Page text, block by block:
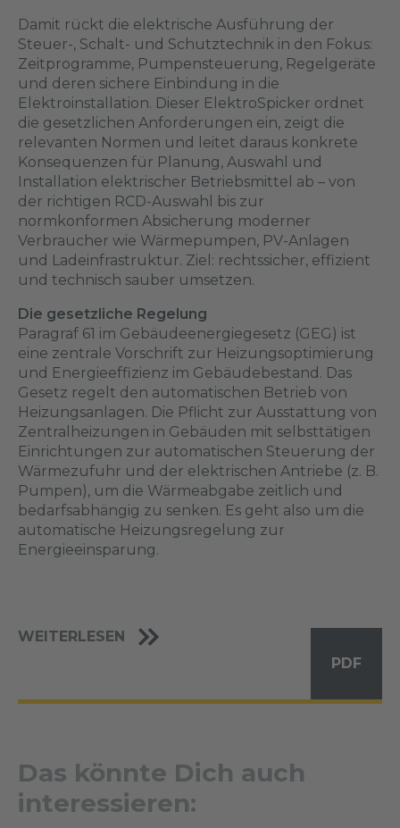
Damit rückt die elektrische Ausführung der
Steuer-, Schalt- und Schutztechnik in den Fokus:
Zeitprogramme, Pumpensteuerung, Regelgeräte
und deren sichere Einbindung in die
Elektroinstallation. Dieser ElektroSpicker ordnet
die gesetzlichen Anforderungen ein, zeigt die
relevanten Normen und leitet daraus konkrete
Konsequenzen für Planung, Auswahl und
Installation elektrischer Betriebsmittel ab – von
der richtigen RCD-Auswahl bis zur
normkonformen Absicherung moderner
Verbraucher wie Wärmepumpen, PV-Anlagen
und Ladeinfrastruktur. Ziel: rechtssicher, effizient
und technisch sauber umsetzen.
Die gesetzliche Regelung
Paragraf 61 im Gebäudeenergiegesetz (GEG) ist
eine zentrale Vorschrift zur Heizungsoptimierung
und Energieeffizienz im Gebäudebestand. Das
Gesetz regelt den automatischen Betrieb von
Heizungsanlagen. Die Pflicht zur Ausstattung von
Zentralheizungen in Gebäuden mit selbsttätigen
Einrichtungen zur automatischen Steuerung der
Wärmezufuhr und der elektrischen Antriebe (z. B.
Pumpen), um die Wärmeabgabe zeitlich und
bedarfsabhängig zu senken. Es geht also um die
automatische Heizungsregelung zur
Energieeinsparung.
WEITERLESEN
PDF
Das könnte Dich auch
interessieren: